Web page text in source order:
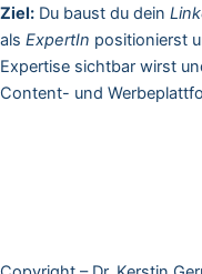
Ziel: Du baust du dein
als ExpertIn positionierst
Expertise sichtbar wirst
Content- und